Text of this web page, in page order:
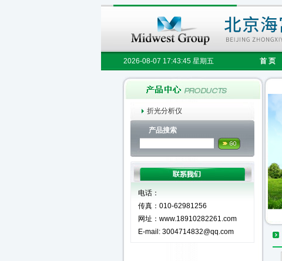
2026-08-07 17:43:46 星期五 首 页
折光分析仪
产品搜索
电话：
传真：010-62981256
网址：www.18910282261.com
E-mail: 3004714832@qq.com